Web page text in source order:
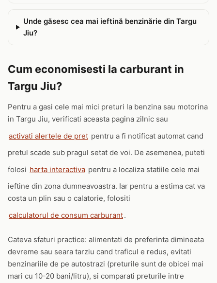
Unde găsesc cea mai ieftină benzinărie din Targu
Jiu?
Cum economisesti la carburant in
Targu Jiu?
Pentru a gasi cele mai mici preturi la benzina sau motorina
in Targu Jiu, verificati aceasta pagina zilnic sau
activati alertele de pret pentru a fi notificat automat cand
pretul scade sub pragul setat de voi. De asemenea, puteti
folosi harta interactiva pentru a localiza statiile cele mai
ieftine din zona dumneavoastra. Iar pentru a estima cat va
costa un plin sau o calatorie, folositi
calculatorul de consum carburant.
Cateva sfaturi practice: alimentati de preferinta dimineata
devreme sau seara tarziu cand traficul e redus, evitati
benzinariile de pe autostrazi (preturile sunt de obicei mai
mari cu 10-20 bani/litru), si comparati preturile intre